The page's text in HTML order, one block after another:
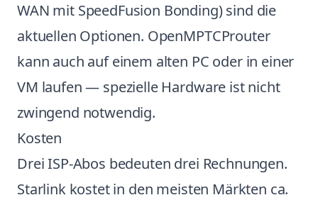
WAN mit SpeedFusion Bonding) sind die
aktuellen Optionen. OpenMPTCProuter
kann auch auf einem alten PC oder in einer
VM laufen — spezielle Hardware ist nicht
zwingend notwendig.
Kosten
Drei ISP-Abos bedeuten drei Rechnungen.
Starlink kostet in den meisten Märkten ca.